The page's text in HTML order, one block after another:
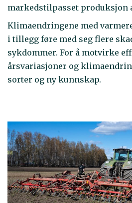
markedstilpasset produksjon
Klimaendringene med
i tillegg føre med seg flere
sykdommer. For å motvirke
årsvariasjoner og
sorter og ny kunnskap.